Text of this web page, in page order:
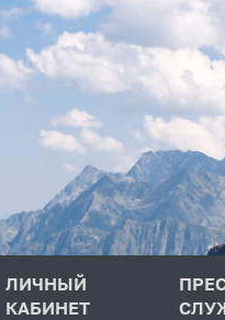
ЛИЧНЫЙ
КАБИНЕТ